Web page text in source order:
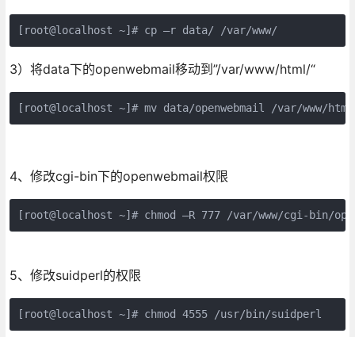
[root@localhost ~]# cp –r data/ /var/www/
3）将data下的openwebmail移动到”/var/www/html/“
[root@localhost ~]# mv data/openwebmail /var/www/
4、修改cgi-bin下的openwebmail权限
[root@localhost ~]# chmod –R 777 /var/www/cgi-bin/
5、修改suidperl的权限
[root@localhost ~]# chmod 4555 /usr/bin/suidperl